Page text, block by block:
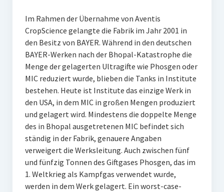
Im Rahmen der Übernahme von Aventis
CropScience gelangte die Fabrik im Jahr 2001 in
den Besitz von BAYER. Während in den deutschen
BAYER-Werken nach der Bhopal-Katastrophe die
Menge der gelagerten Ultragifte wie Phosgen oder
MIC reduziert wurde, blieben die Tanks in Institute
bestehen. Heute ist Institute das einzige Werk in
den USA, in dem MIC in großen Mengen produziert
und gelagert wird. Mindestens die doppelte Menge
des in Bhopal ausgetretenen MIC befindet sich
ständig in der Fabrik, genauere Angaben
verweigert die Werksleitung. Auch zwischen fünf
und fünfzig Tonnen des Giftgases Phosgen, das im
1. Weltkrieg als Kampfgas verwendet wurde,
werden in dem Werk gelagert. Ein worst-case-